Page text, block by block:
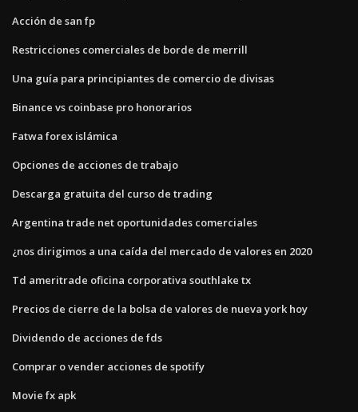
Acción de san fp
Restricciones comerciales de borde de merrill
Una guía para principiantes de comercio de divisas
Binance vs coinbase pro honorarios
Fatwa forex islámica
Opciones de acciones de trabajo
Descarga gratuita del curso de trading
Argentina trade net oportunidades comerciales
¿nos dirigimos a una caída del mercado de valores en 2020
Td ameritrade oficina corporativa southlake tx
Precios de cierre de la bolsa de valores de nueva york hoy
Dividendo de acciones de fds
Comprar o vender acciones de spotify
Movie fx apk